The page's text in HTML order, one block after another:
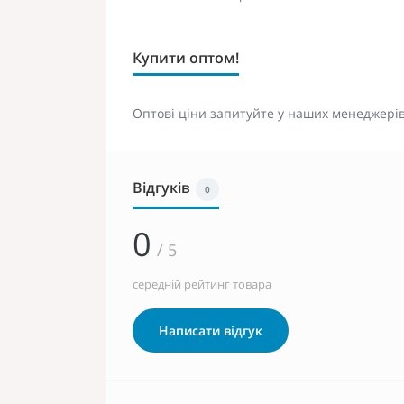
Купити оптом!
Оптові ціни запитуйте у наших
Відгуків 0
0 / 5
середній рейтинг товара
Написати відгук